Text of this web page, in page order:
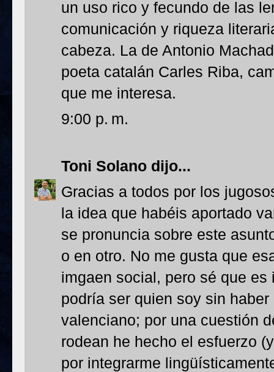
un uso rico y fecundo de las
comunicación y riqueza
cabeza. La de Antonio
poeta catalán Carles Riba,
que me interesa.
9:00 p. m.
Toni Solano dijo...
Gracias a todos por los
la idea que habéis aportado
se pronuncia sobre este
o en otro. No me gusta que
imgaen social, pero sé que
podría ser quien soy sin
valenciano; por una cuestión
rodean he hecho el esfuerzo
por integrarme